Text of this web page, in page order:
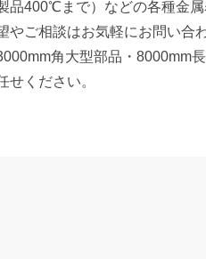
品400℃まで）などの各種金
やご相談はお気軽にお問い合
角大型部品・8000mm
せください。